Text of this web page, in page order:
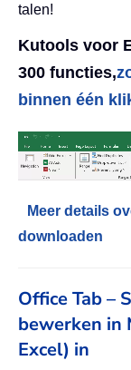
talen!
Kutools voor
300 functies,
binnen één
Meer details
downloaden
Office Tab –
bewerken in
Excel) in